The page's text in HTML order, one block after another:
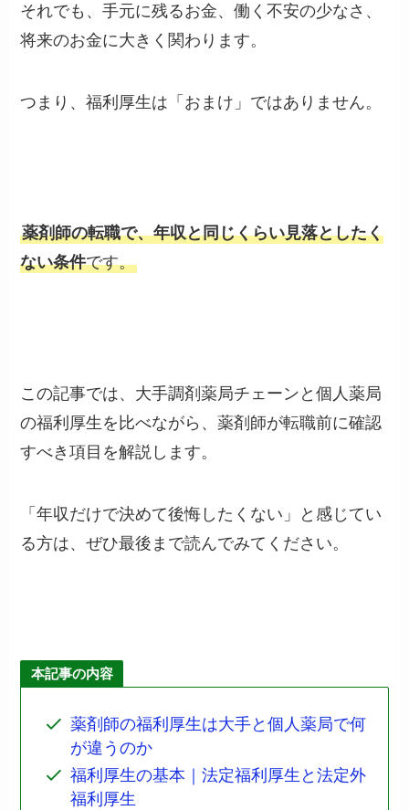
それでも、手元に残るお金、働く不安の少なさ、
将来のお金に大きく関わります。
つまり、福利厚生は「おまけ」ではありません。
薬剤師の転職で、年収と同じくらい見落としたく
ない条件です。
この記事では、大手調剤薬局チェーンと個人薬局
の福利厚生を比べながら、薬剤師が転職前に確認
すべき項目を解説します。
「年収だけで決めて後悔したくない」と感じてい
る方は、ぜひ最後まで読んでみてください。
本記事の内容
薬剤師の福利厚生は大手と個人薬局で何
が違うのか
福利厚生の基本｜法定福利厚生と法定外
福利厚生